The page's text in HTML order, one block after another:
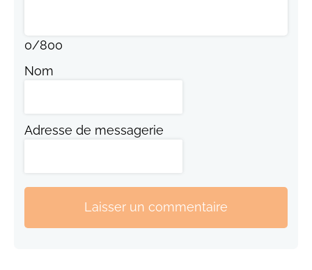
0/800
Nom
Adresse de messagerie
Laisser un commentaire